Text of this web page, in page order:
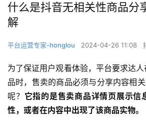
什么是抖音无相关性商品分
解
平台运营专家-honglou 2024-04-26 11:08
为了保证用户观看体验，平台要求达
品时，售卖的商品必须与分享内容相
呢？ 它指的是售卖商品详情页展示信
性，或者在内容中出现了该商品实物。